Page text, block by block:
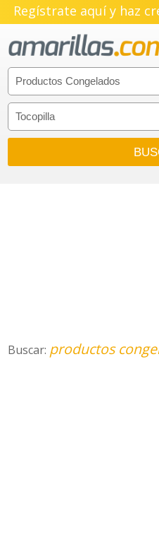
Regístrate aquí y haz
Buscar: productos